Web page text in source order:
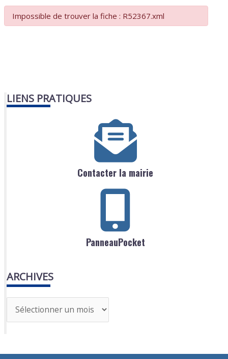
Impossible de trouver la fiche : R52367.xml
LIENS PRATIQUES
Contacter la mairie
PanneauPocket
ARCHIVES
r
h